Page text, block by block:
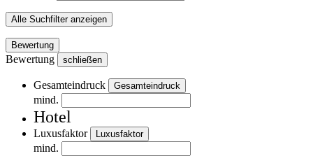
Alle Suchfilter anzeigen
Bewertung
Bewertung schließen
Gesamteindruck Gesamteindruck
mind.
Hotel
Luxusfaktor Luxusfaktor
mind.